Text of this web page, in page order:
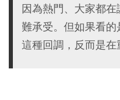
因為熱門、大家都
難承受。但如果看
這種回調，反而是在